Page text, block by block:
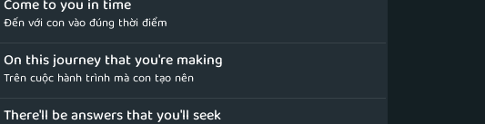
Come to you in time
Đến với con vào đúng thời điểm
On this journey that you're making
Trên cuộc hành trình mà con tạo nên
There'll be answers that you'll seek